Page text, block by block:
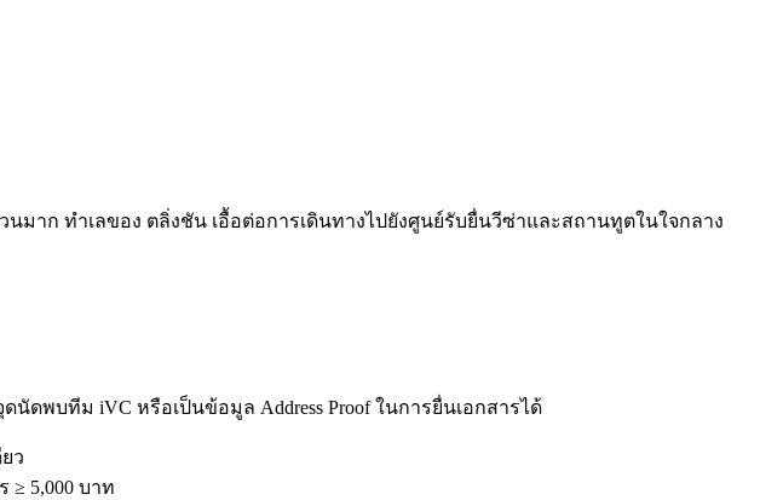
าก ทำเลของ ตลิ่งชัน เอื้อต่อการเดินทางไปยังศูนย์รับยื่นวีซ่าและสถานทูตในใจกลาง
พบทีม iVC หรือเป็นข้อมูล Address Proof ในการยื่นเอกสารได้
ว
5,000 บาท